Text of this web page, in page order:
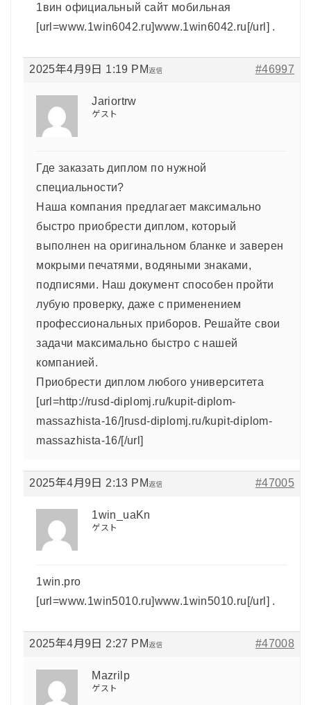
1вин официальный сайт мобильная
[url=www.1win6042.ru]www.1win6042.ru[/url] .
2025年4月9日 1:19 PM #46997
返信
Jariortrw
ゲスト
Где заказать диплом по нужной
специальности?
Наша компания предлагает максимально
быстро приобрести диплом, который
выполнен на оригинальном бланке и заверен
мокрыми печатями, водяными знаками,
подписями. Наш документ способен пройти
лубую проверку, даже с применением
профессиональных приборов. Решайте свои
задачи максимально быстро с нашей
компанией.
Приобрести диплом любого университета
[url=http://rusd-diplomj.ru/kupit-diplom-
massazhista-16/]rusd-diplomj.ru/kupit-diplom-
massazhista-16/[/url]
2025年4月9日 2:13 PM #47005
返信
1win_uaKn
ゲスト
1win.pro
[url=www.1win5010.ru]www.1win5010.ru[/url] .
2025年4月9日 2:27 PM #47008
返信
Mazrilp
ゲスト